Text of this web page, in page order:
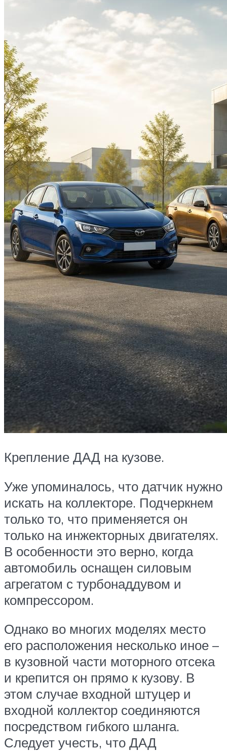
Крепление ДАД на кузове.
Уже упоминалось, что датчик нужно
искать на коллекторе. Подчеркнем
только то, что применяется он
только на инжекторных двигателях.
В особенности это верно, когда
автомобиль оснащен силовым
агрегатом с турбонаддувом и
компрессором.
Однако во многих моделях место
его расположения несколько иное –
в кузовной части моторного отсека
и крепится он прямо к кузову. В
этом случае входной штуцер и
входной коллектор соединяются
посредством гибкого шланга.
Следует учесть, что ДАД